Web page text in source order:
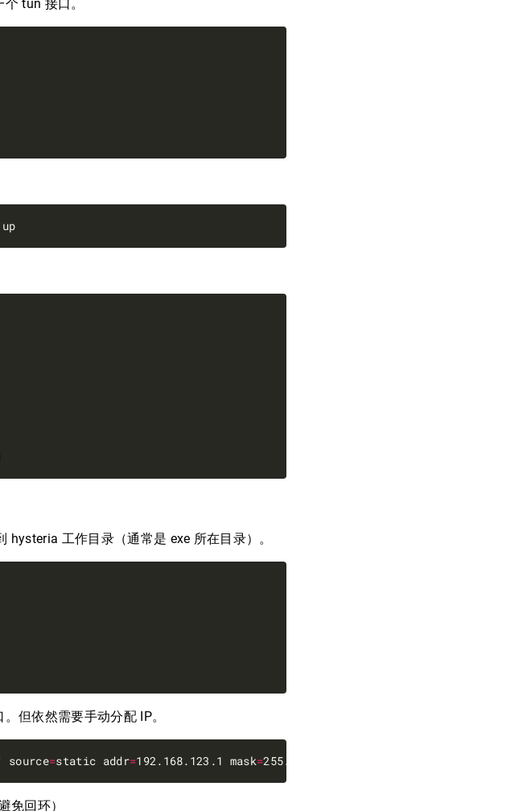
tun 接口。
hysteria 工作目录（通常是 exe 所在目录）。
但依然需要手动分配 IP。
source=static addr=192.168.123.1 mask=255.255.255.0 gateway
免回环）